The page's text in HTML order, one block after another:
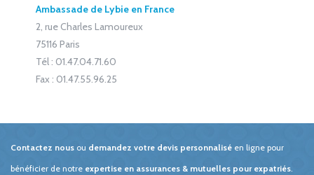
Ambassade de Lybie en France
2, rue Charles Lamoureux
75116 Paris
Tél : 01.47.04.71.60
Fax : 01.47.55.96.25
Contactez nous ou demandez votre devis personnalisé en ligne pour
bénéficier de notre expertise en assurances & mutuelles pour expatriés.